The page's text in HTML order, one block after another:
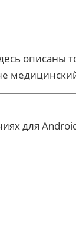
описаны
для